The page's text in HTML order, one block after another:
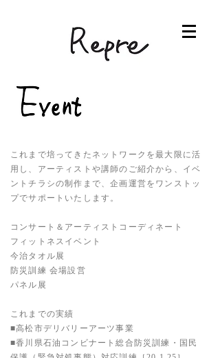
これまで培ってきたネットワークを最大限に活
用し、アーティストや講師のご紹介から、イベ
ントチラシの制作まで、企画運営をワンストッ
プでサポートいたします。
コンサート＆アーティストコーディネート
フィットネスイベント
今治タオル展
防災訓練 会場設営
パネル展
これまでの実績
■高松市デリバリーアーツ事業
■香川県石油コンビナート総合防災訓練・国民